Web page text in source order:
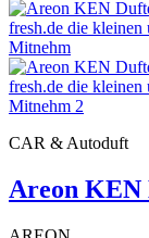
CAR & Autoduft
Areon KEN